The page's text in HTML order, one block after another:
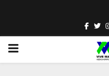
PRIMARY